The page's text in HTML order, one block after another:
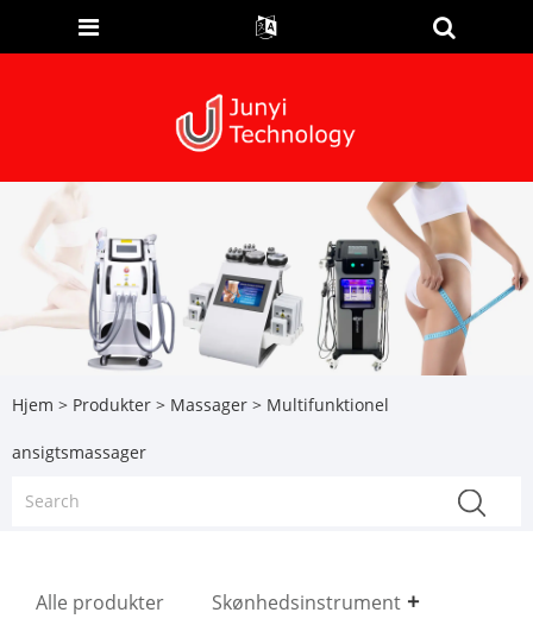
Hjem > Produkter > Massager > Multifunktionel
ansigtsmassager
Alle produkter Skønhedsinstrument